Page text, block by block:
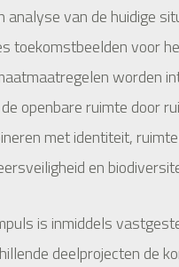
analyse van de huidige
toekomstbeelden voor
worden
openbare ruimte door
met identiteit,
en
is inmiddels
deelprojecten de